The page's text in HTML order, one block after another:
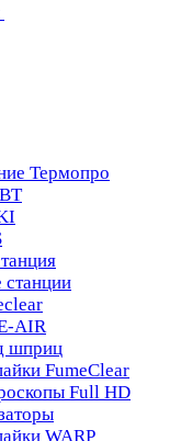
Термопро
AIR
шприц
FumeClear
Full HD
WARP